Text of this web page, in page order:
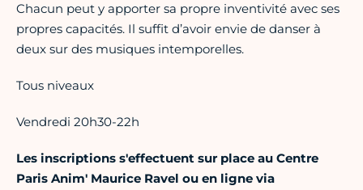
Chacun peut y apporter sa propre inventivité avec ses
propres capacités. Il suffit d’avoir envie de danser à
deux sur des musiques intemporelles.
Tous niveaux
Vendredi 20h30-22h
Les inscriptions s'effectuent sur place au Centre
Paris Anim' Maurice Ravel ou en ligne via